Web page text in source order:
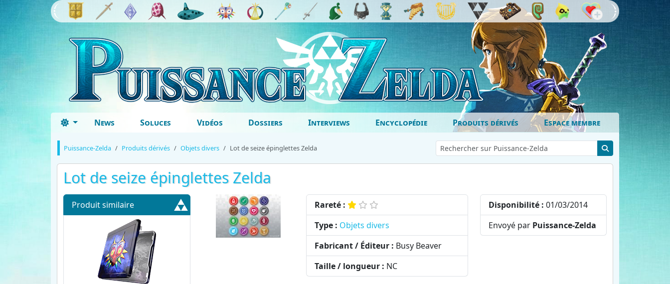
News Soluces Vidéos Dossiers Interviews Encyclopédie Produits dérivés Espace membre
Puissance-Zelda Produits dérivés Objets divers Lot de seize épinglettes Zelda
Lot de seize épinglettes Zelda
Produit similaire
Rareté :
Type : Objets divers
Fabricant / Éditeur : Busy Beaver
Taille / longueur : NC
Disponibilité : 01/03/2014
Envoyé par Puissance-Zelda